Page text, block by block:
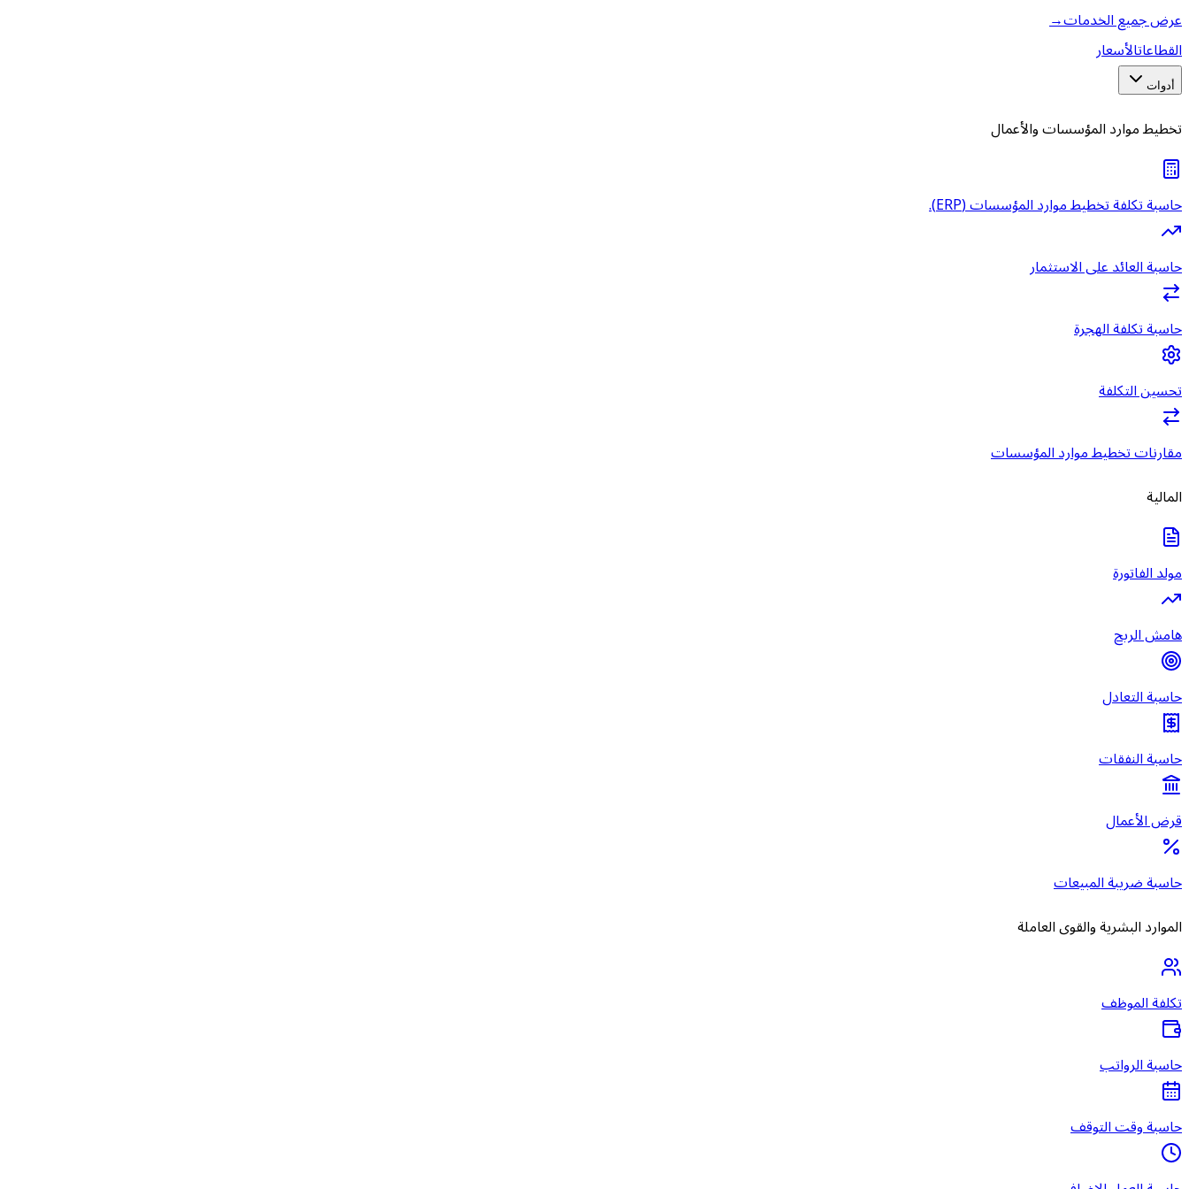
عرض جميع الخدمات→
القطاعاتالأسعار
أدوات
تخطيط موارد المؤسسات والأعمال
حاسبة تكلفة تخطيط موارد المؤسسات (ERP).
حاسبة العائد على الاستثمار
حاسبة تكلفة الهجرة
تحسين التكلفة
مقارنات تخطيط موارد المؤسسات
المالية
مولد الفاتورة
هامش الربح
حاسبة التعادل
حاسبة النفقات
قرض الأعمال
حاسبة ضريبة المبيعات
الموارد البشرية والقوى العاملة
تكلفة الموظف
حاسبة الرواتب
حاسبة وقت التوقف